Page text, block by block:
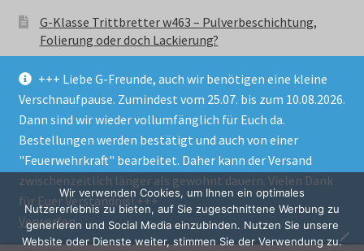
+++ Liebe G-Freunde, auch wir benötigen eine kleine
Verschnaufpause. Zumindest vom 25.07. bis zum 10.08.2026.
Dann sind wir wieder vollumfänglich für Euch da.
Bestellungen werden bestätigt und auch von einer
"Feuerwehrkraft" bearbeitet. Daher kann der Versand
zwischenzeitlich länger als gewohnt dauern. Vielen Dank
für Euer Verständnis! +++
Verwerfen
G-Klasse Trittbretter w463 – Pulverbeschichtung,
Folierung oder doch Lackierung?
© GParts24 - G-Klasse w463 Trittbretter, Felgen,
Ersatzteile & Zubebehör.
Datenschutzerklärung
Alle Preise inkl. der gesetzlichen MwSt.
Wir verwenden Cookies, um Ihnen ein optimales
Nutzererlebnis zu bieten, auf Sie zugeschnittene Werbung zu
generieren und Social Media einzubinden. Nutzen Sie unsere
Website oder Dienste weiter, stimmen Sie der Verwendung zu.